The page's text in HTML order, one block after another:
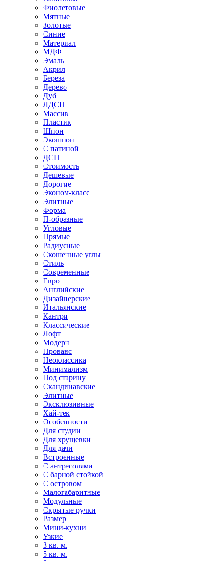
Фиолетовые
Мятные
Золотые
Синие
Материал
МДФ
Эмаль
Акрил
Береза
Дерево
Дуб
ЛДСП
Массив
Пластик
Шпон
Экошпон
С патиной
ДСП
Стоимость
Дешевые
Дорогие
Эконом-класс
Элитные
Форма
П-образные
Угловые
Прямые
Радиусные
Скошенные углы
Стиль
Современные
Евро
Английские
Дизайнерские
Итальянские
Кантри
Классические
Лофт
Модерн
Прованс
Неоклассика
Минимализм
Под старину
Скандинавские
Элитные
Эксклюзивные
Хай-тек
Особенности
Для студии
Для хрущевки
Для дачи
Встроенные
С антресолями
С барной стойкой
С островом
Малогабаритные
Модульные
Скрытые ручки
Размер
Мини-кухни
Узкие
3 кв. м.
5 кв. м.